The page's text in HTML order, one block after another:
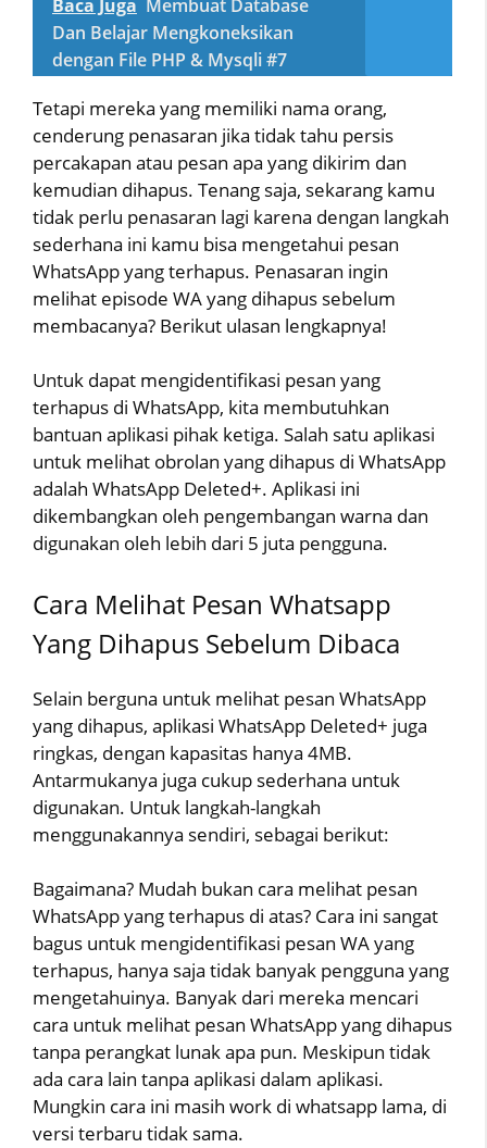
Baca Juga Membuat Database
Dan Belajar Mengkoneksikan
dengan File PHP & Mysqli #7
Tetapi mereka yang memiliki nama orang,
cenderung penasaran jika tidak tahu persis
percakapan atau pesan apa yang dikirim dan
kemudian dihapus. Tenang saja, sekarang kamu
tidak perlu penasaran lagi karena dengan langkah
sederhana ini kamu bisa mengetahui pesan
WhatsApp yang terhapus. Penasaran ingin
melihat episode WA yang dihapus sebelum
membacanya? Berikut ulasan lengkapnya!
Untuk dapat mengidentifikasi pesan yang
terhapus di WhatsApp, kita membutuhkan
bantuan aplikasi pihak ketiga. Salah satu aplikasi
untuk melihat obrolan yang dihapus di WhatsApp
adalah WhatsApp Deleted+. Aplikasi ini
dikembangkan oleh pengembangan warna dan
digunakan oleh lebih dari 5 juta pengguna.
Cara Melihat Pesan Whatsapp
Yang Dihapus Sebelum Dibaca
Selain berguna untuk melihat pesan WhatsApp
yang dihapus, aplikasi WhatsApp Deleted+ juga
ringkas, dengan kapasitas hanya 4MB.
Antarmukanya juga cukup sederhana untuk
digunakan. Untuk langkah-langkah
menggunakannya sendiri, sebagai berikut:
Bagaimana? Mudah bukan cara melihat pesan
WhatsApp yang terhapus di atas? Cara ini sangat
bagus untuk mengidentifikasi pesan WA yang
terhapus, hanya saja tidak banyak pengguna yang
mengetahuinya. Banyak dari mereka mencari
cara untuk melihat pesan WhatsApp yang dihapus
tanpa perangkat lunak apa pun. Meskipun tidak
ada cara lain tanpa aplikasi dalam aplikasi.
Mungkin cara ini masih work di whatsapp lama, di
versi terbaru tidak sama.